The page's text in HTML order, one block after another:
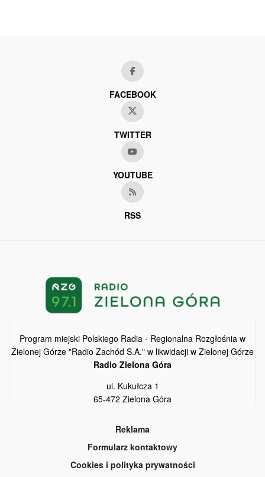
FACEBOOK
TWITTER
YOUTUBE
RSS
Program miejski Polskiego Radia - Regionalna Rozgłośnia w
Zielonej Górze "Radio Zachód S.A." w likwidacji w Zielonej Górze
Radio Zielona Góra
ul. Kukułcza 1
65-472 Zielona Góra
Reklama
Formularz kontaktowy
Cookies i polityka prywatności